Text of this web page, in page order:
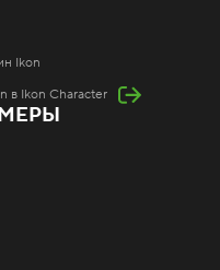
Ikon
в Ikon Character